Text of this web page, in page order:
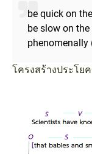
be quick on
be slow on
โครงสร้างประโย